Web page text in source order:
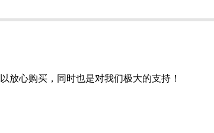
放心购买，同时也是对我们极大的支持！